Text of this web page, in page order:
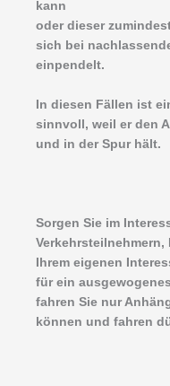
kann
oder dieser
sich bei
einpendelt.
In diesen Fällen ist
sinnvoll, weil er den
und in der Spur hält.
Sorgen Sie im
Ihrem eigenen
für ein
fahren Sie nur
können und fahren